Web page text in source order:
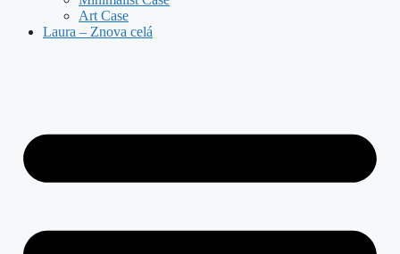
Art Case
Laura – Znova celá